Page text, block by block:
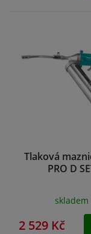
Tlaková
PRO D
skladem
2 529 Kč